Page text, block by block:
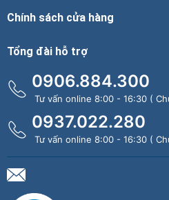
Chính sách cửa hàng
Tổng đài hỗ trợ
0906.884.300
Tư vấn online 8:00 - 16:30 (
0937.022.280
Tư vấn online 8:00 - 16:30 (